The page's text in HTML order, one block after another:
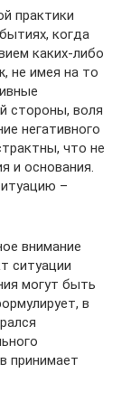
практики
когда
каких-либо
не имея на то
стороны, воля
негативного
что не
и основания.
–
внимание
ситуации
могут быть
в
принимает